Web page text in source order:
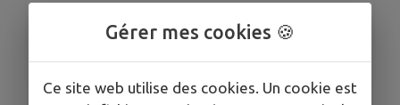
Gérer mes cookies 🍪
Ce site web utilise des cookies. Un cookie est